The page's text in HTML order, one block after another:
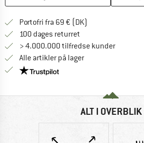
Portofri fra 69 € (DK)
100 dages returret
> 4.000.000 tilfredse kunder
Alle artikler på lager
Vi er Trustpilot-
ALT I OVERBLIK